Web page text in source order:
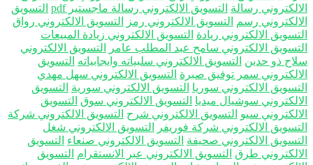
رسالة التسويق الالكتروني رسالة ماجستير pdf
التسويق
رسم التسويق الالكتروني رمز التسويق الالكتروني رواق
الالكتروني ريادة التسويق الالكتروني زيادة المبيعات
الالكتروني سامح عبد المطلب عامر التسويق الالكتروني
ذو حدين التسويق الالكتروني سلبياته وايجابياته التسويق
سمر توفيق صبرة التسويق الالكتروني سهل مهدي
الالكتروني سوريا التسويق الالكتروني سورية التسويق
سوشيال ميديا التسويق الالكتروني سوق التسويق
سيو التسويق الالكتروني شرح التسويق الالكتروني شركة
الالكتروني شركة فوريفر التسويق الالكتروني شغل
الالكتروني صحيفة التسويق الالكتروني صنعاء التسويق
طرق التسويق الالكتروني عبر الانستقرام
التسويق